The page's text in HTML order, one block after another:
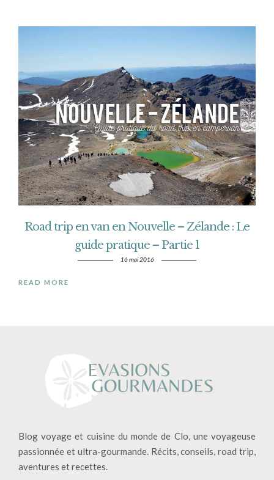
Road trip en van en Nouvelle – Zélande : Le
guide pratique – Partie 1
16 mai 2016
READ MORE
Blog voyage et cuisine du monde de Clo, une voyageuse
passionnée et ultra-gourmande. Récits, conseils, road trip,
aventures et recettes.